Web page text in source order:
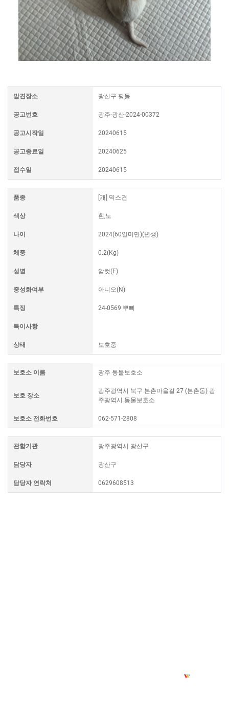
발견장소 광산구 평동
공고번호 광주-광산-2024-00372
공고시작일 20240615
공고종료일 20240625
접수일 20240615
품종 [개] 믹스견
색상 흰,노
나이 2024(60일미만)(년생)
체중 0.2(Kg)
성별 암컷(F)
중성화여부 아니오(N)
특징 24-0569 뿌삐
특이사항
상태 보호중
보호소 이름 광주 동물보호소
보호 장소
광주광역시 북구 본촌마을길 27 (본촌동) 광
주광역시 동물보호소
보호소 전화번호 062-571-2808
관할기관 광주광역시 광산구
담당자 광산구
담당자 연락처 0629608513